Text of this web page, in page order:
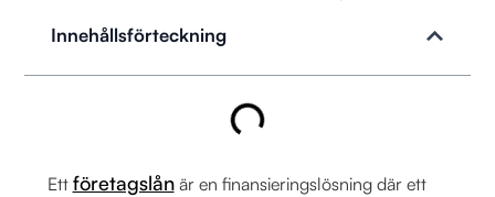
Ett företagslånär en finansieringslösning där ett
Innehållsförteckning